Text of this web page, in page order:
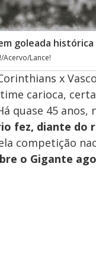
goleada
Acervo/Lance!
x
carioca,
quase 45 anos,
fez, diante do
competição
o Gigante